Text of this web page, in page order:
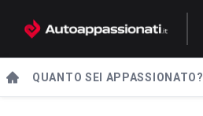
QUANTO SEI APPASSIONATO?